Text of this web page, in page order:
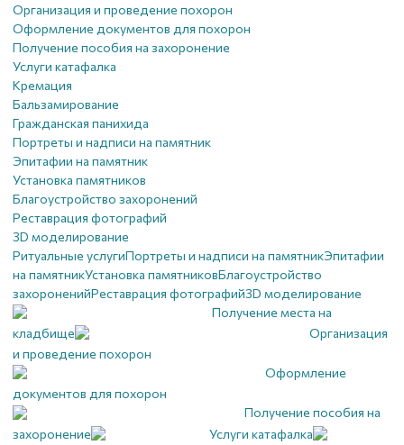
Организация и проведение похорон
Оформление документов для похорон
Получение пособия на захоронение
Услуги катафалка
Кремация
Бальзамирование
Гражданская панихида
Портреты и надписи на памятник
Эпитафии на памятник
Установка памятников
Благоустройство захоронений
Реставрация фотографий
3D моделирование
Ритуальные услугиПортреты и надписи на памятникЭпитафии
на памятникУстановка памятниковБлагоустройство
захороненийРеставрация фотографий3D моделирование
Получение места на
кладбище
Организация
и проведение похорон
Оформление
документов для похорон
Получение пособия на
захоронение
Услуги катафалка